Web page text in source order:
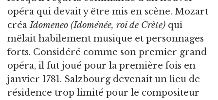
opéra qui devait y être mis en scène. Mozart
créaIdomeneo (Idoménée, roi de Crète) qui
mêlait habilement musique et personnages
forts. Considéré comme son premier grand
opéra, il fut joué pour la première fois en
janvier 1781. Salzbourg devenait un lieu de
résidence trop limité pour le compositeur